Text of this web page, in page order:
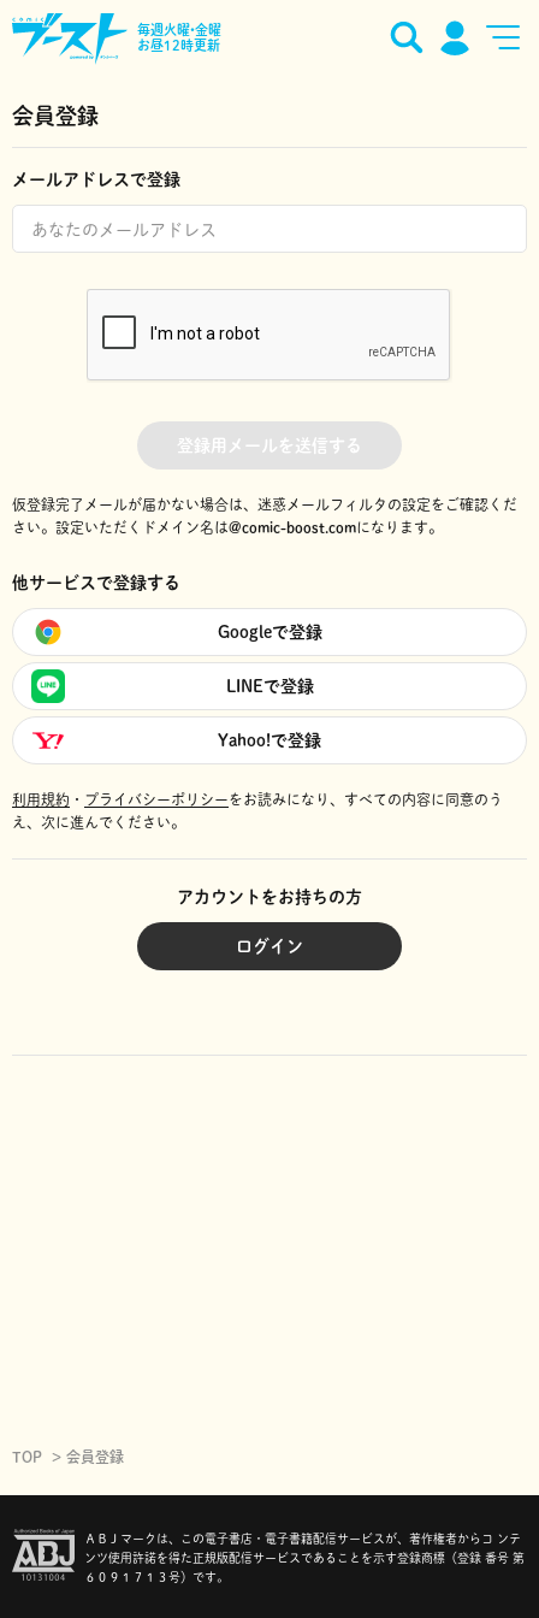
毎週火曜•金曜
お昼12時更新
会員登録
メールアドレスで登録
登録用メールを送信する
仮登録完了メールが届かない場合は、迷惑メールフィルタの設定をご確認くだ
さい。 設定いただくドメイン名は@comic-boost.comになります。
他サービスで登録する
Googleで登録
LINEで登録
Yahoo!で登録
利用規約 ・ プライバシーポリシーをお読みになり、 すべての内容に同意のう
え、次に進んでください。
アカウントをお持ちの方
ログイン
TOP 会員登録
ＡＢＪマークは、この電子書店・電子書籍配信サービスが、著作権者からコ ンテ
ンツ使用許諾を得た正規版配信サービスであることを示す登録商標（登録 番号 第
６０９１７１３号）です。